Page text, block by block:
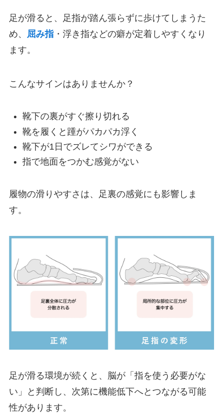
足が滑ると、足指が踏ん張らずに歩けてしまうた
め、 屈み指・浮き指などの癖が定着しやすくなり
ます。
こんなサインはありませんか？
靴下の裏がすぐ擦り切れる
靴を履くと踵がパカパカ浮く
靴下が1日でズレてシワができる
指で地面をつかむ感覚がない
履物の滑りやすさは、足裏の感覚にも影響しま
す。
足が滑る環境が続くと、脳が「指を使う必要がな
い」と判断し、次第に機能低下へとつながる可能
性があります。